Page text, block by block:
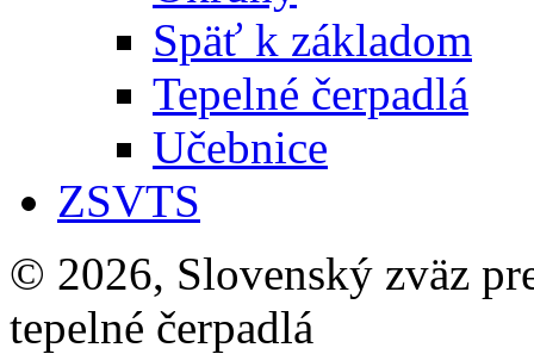
Späť k základom
Tepelné čerpadlá
Učebnice
ZSVTS
© 2026, Slovenský zväz
tepelné čerpadlá